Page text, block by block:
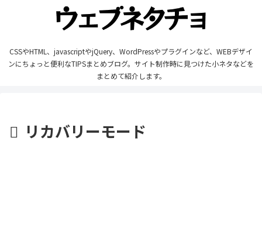
CSSやHTML、javascriptやjQuery、WordPressやプラグインなど、WEBデザイ
ンにちょっと便利なTIPSまとめブログ。サイト制作時に見つけた小ネタなどを
まとめて紹介します。
リカバリーモード